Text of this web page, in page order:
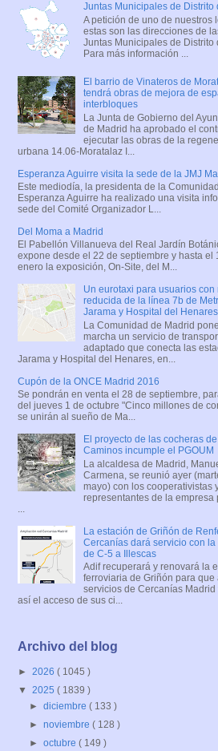
Juntas Municipales de Distrito
A petición de uno de nuestros
estas son las direcciones de
Juntas Municipales de Distrito
Para más información ...
El barrio de Vinateros de
tendrá obras de mejora de
interbloques
La Junta de Gobierno del
de Madrid ha aprobado el
ejecutar las obras de la
urbana 14.06-Moratalaz I...
Esperanza Aguirre visita la sede de la JMJ
Este mediodía, la presidenta de la
Esperanza Aguirre ha realizado una visita
sede del Comité Organizador L...
Del Moma a Madrid
El Pabellón Villanueva del Real Jardín
expone desde el 22 de septiembre y hasta el
enero la exposición, On-Site, del M...
Un eurotaxi para usuarios con
reducida de la línea 7b de
Jarama y Hospital del Henares
La Comunidad de Madrid
marcha un servicio de
adaptado que conecta las
Jarama y Hospital del Henares, en...
Cupón de la ONCE Madrid 2016
Se pondrán en venta el 28 de septiembre,
del jueves 1 de octubre "Cinco millones de
se unirán al sueño de Ma...
El proyecto de las cocheras
Caminos incumple el PGOUM
La alcaldesa de Madrid,
Carmena, se reunió ayer
mayo) con los cooperativistas
representantes de la empresa
La estación de Griñón de
Cercanías dará servicio con la
de C-5 a Illescas
Adif recuperará y renovará la
ferroviaria de Griñón para que
servicios de Cercanías Madrid
así el acceso de sus ci...
Archivo del blog
► 2026 ( 1045 )
▼ 2025 ( 1839 )
►diciembre( 133 )
►noviembre( 128 )
►octubre( 149 )